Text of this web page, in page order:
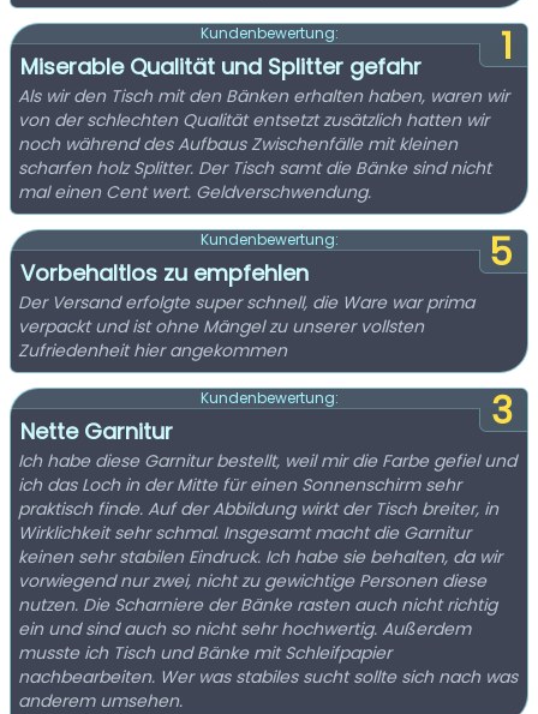
1
Kundenbewertung:
Miserable Qualität und Splitter gefahr
Als wir den Tisch mit den Bänken erhalten haben, waren wir
von der schlechten Qualität entsetzt zusätzlich hatten wir
noch während des Aufbaus Zwischenfälle mit kleinen
scharfen holz Splitter. Der Tisch samt die Bänke sind nicht
mal einen Cent wert. Geldverschwendung.
5
Kundenbewertung:
Vorbehaltlos zu empfehlen
Der Versand erfolgte super schnell, die Ware war prima
verpackt und ist ohne Mängel zu unserer vollsten
Zufriedenheit hier angekommen
3
Kundenbewertung:
Nette Garnitur
Ich habe diese Garnitur bestellt, weil mir die Farbe gefiel und
ich das Loch in der Mitte für einen Sonnenschirm sehr
praktisch finde. Auf der Abbildung wirkt der Tisch breiter, in
Wirklichkeit sehr schmal. Insgesamt macht die Garnitur
keinen sehr stabilen Eindruck. Ich habe sie behalten, da wir
vorwiegend nur zwei, nicht zu gewichtige Personen diese
nutzen. Die Scharniere der Bänke rasten auch nicht richtig
ein und sind auch so nicht sehr hochwertig. Außerdem
musste ich Tisch und Bänke mit Schleifpapier
nachbearbeiten. Wer was stabiles sucht sollte sich nach was
anderem umsehen.